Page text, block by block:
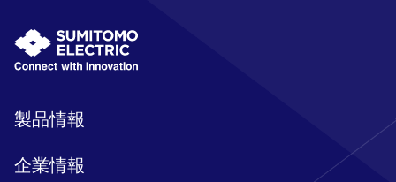
製品情報
企業情報